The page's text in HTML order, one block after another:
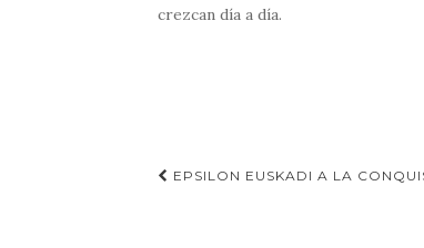
crezcan día a día.
Navegación
EPSILON EUSKADI A LA